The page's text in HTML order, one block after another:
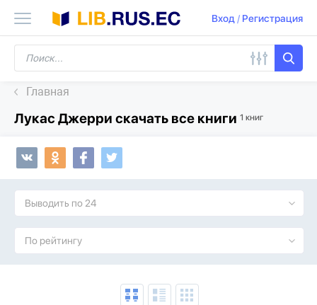
Вход/ Регистрация
Главная
Лукас Джерри скачать все книги 1 книг
Выводить по 24
По рейтингу